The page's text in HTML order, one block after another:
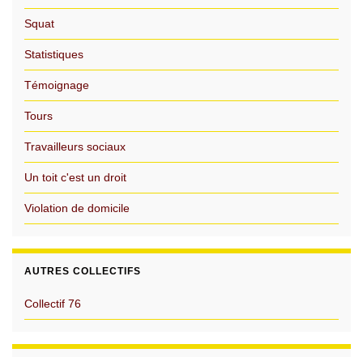
Squat
Statistiques
Témoignage
Tours
Travailleurs sociaux
Un toit c'est un droit
Violation de domicile
AUTRES COLLECTIFS
Collectif 76